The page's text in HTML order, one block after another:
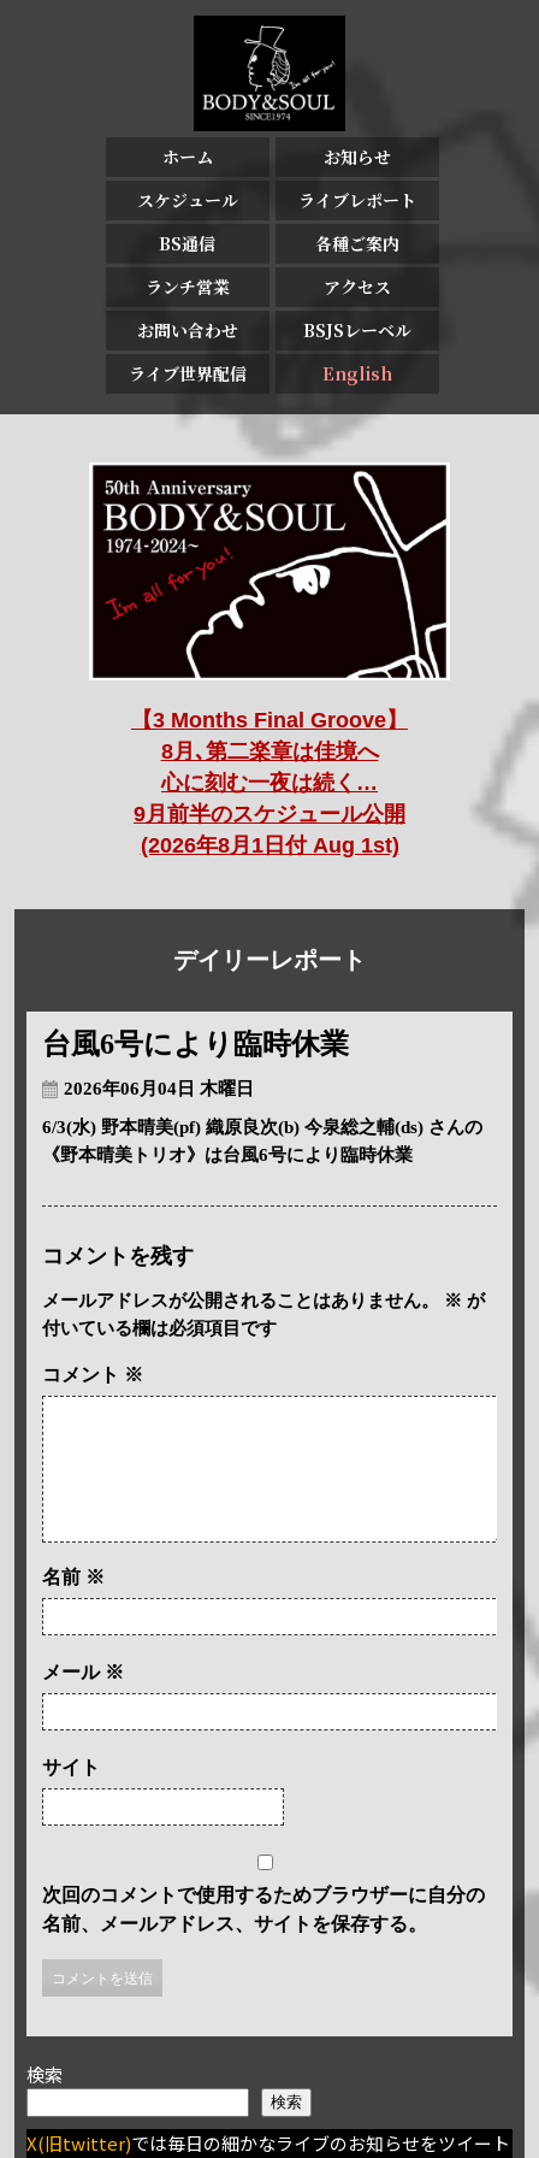
ホーム
お知らせ
スケジュール
ライブレポート
BS通信
各種ご案内
ランチ営業
アクセス
お問い合わせ
BSJSレーベル
ライブ世界配信
English
【3 Months Final Groove】
8月､第二楽章は佳境へ
心に刻む一夜は続く…
9月前半のスケジュール公開
(2026年8月1日付 Aug 1st)
デイリーレポート
台風6号により臨時休業
2026年06月04日 木曜日
6/3(水) 野本晴美(pf) 織原良次(b) 今泉総之輔(ds) さんの
《野本晴美トリオ》は台風6号により臨時休業
コメントを残す
メールアドレスが公開されることはありません。 ※ が
付いている欄は必須項目です
コメント ※
名前 ※
メール ※
サイト
次回のコメントで使用するためブラウザーに自分の
名前、メールアドレス、サイトを保存する。
検索
検索
X(旧twitter)では毎日の細かなライブのお知らせをツイート